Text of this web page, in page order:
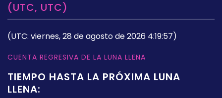
(UTC, UTC)
(UTC: viernes, 28 de agosto de 2026 4:19:57)
CUENTA REGRESIVA DE LA LUNA LLENA
TIEMPO HASTA LA PRÓXIMA LUNA
LLENA: